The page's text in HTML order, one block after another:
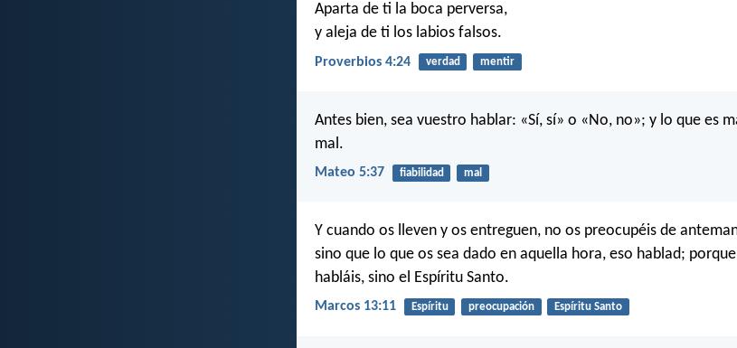
Aparta de ti la boca perversa,
y aleja de ti los labios falsos.
Proverbios 4:24 verdad mentir
Antes bien, sea vuestro hablar: «Sí, sí» o «No, no»; y lo que es
mal.
Mateo 5:37 fiabilidad mal
Y cuando os lleven y os entreguen, no os preocupéis de
sino que lo que os sea dado en aquella hora, eso hablad;
habláis, sino el Espíritu Santo.
Marcos 13:11 Espíritu preocupación Espíritu Santo